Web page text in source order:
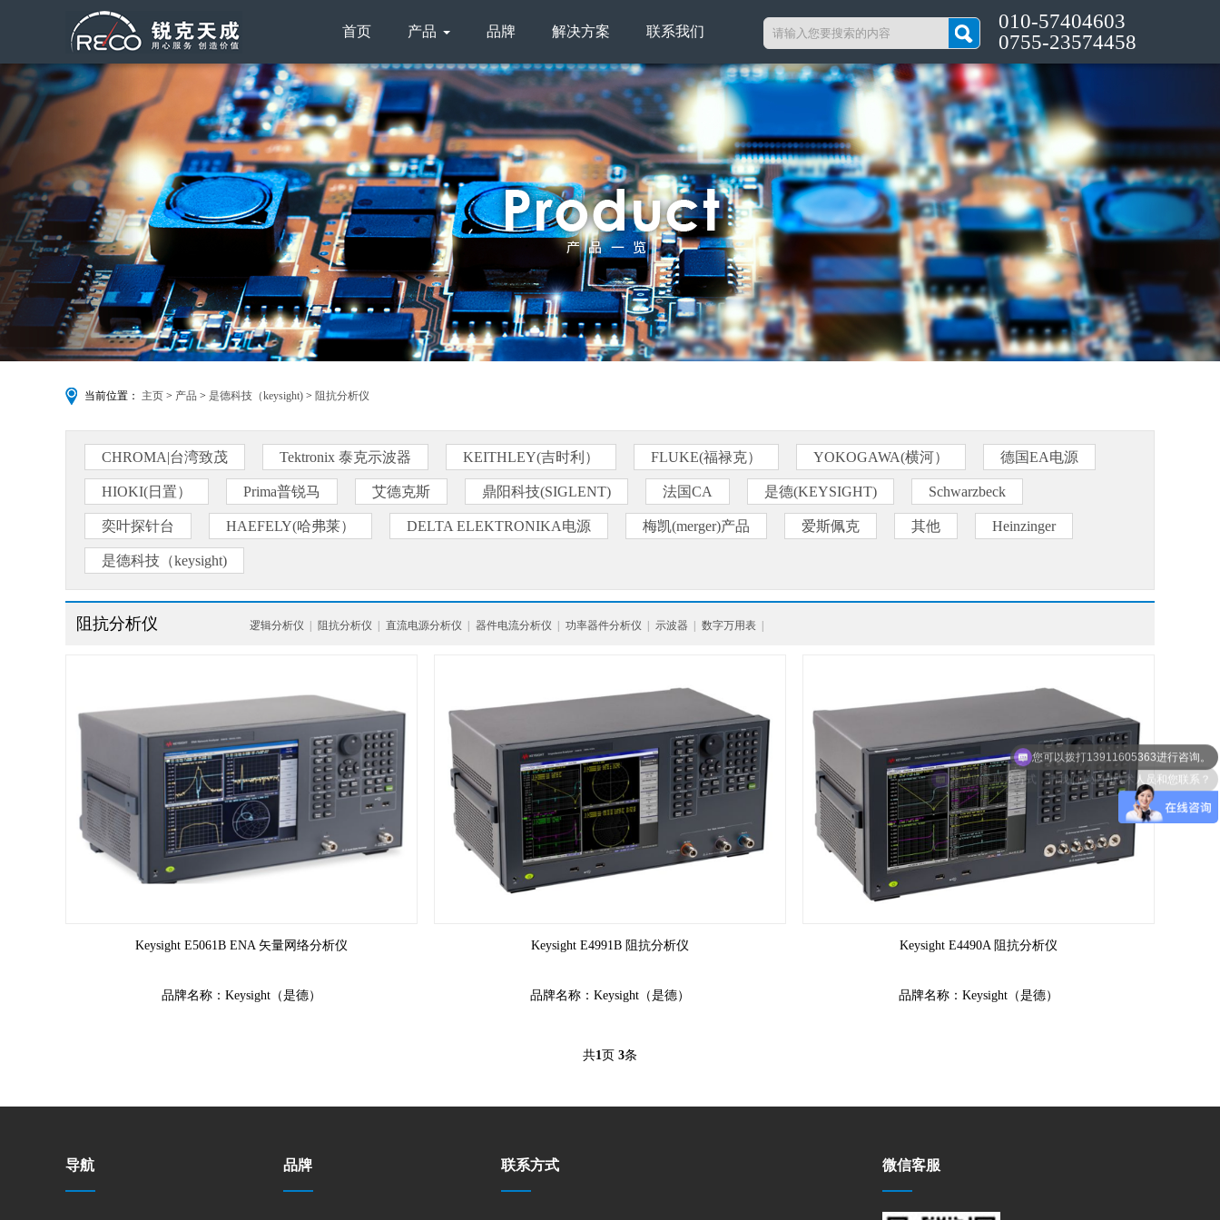
首页 产品 品牌 解决方案 联系我们
搜索
010-57404603
0755-23574458
当前位置： 主页 > 产品 > 是德科技（keysight) > 阻抗分析仪
CHROMA|台湾致茂 Tektronix 泰克示波器 KEITHLEY(吉时利） FLUKE(福禄克） YOKOGAWA(横河） 德国EA电源
HIOKI(日置） Prima普锐马 艾德克斯 鼎阳科技(SIGLENT) 法国CA 是德(KEYSIGHT) Schwarzbeck
奕叶探针台 HAEFELY(哈弗莱） DELTA ELEKTRONIKA电源 梅凯(merger)产品 爱斯佩克 其他 Heinzinger
是德科技（keysight)
阻抗分析仪 逻辑分析仪 阻抗分析仪 直流电源分析仪 器件电流分析仪 功率器件分析仪 示波器 数字万用表
5 Hz 至 3 GHz 频域器件分析标准
Keysight E5061B ENA 矢量网络分析仪
品牌名称：Keysight（是德）
精度
Keysight E4991B 阻抗分析仪
品牌名称：Keysight（是德） 频率范围为 20 Hz 至 120 MHz；宽阻抗范围内有 0.045%
Keysight E4490A 阻抗分析仪
品牌名称：Keysight（是德）
共1页 3条
导航 品牌 联系方式 微信客服
方便留下联系方式，请我们专业的技术人员和您联系？
您可以拨打13911605363进行咨询。